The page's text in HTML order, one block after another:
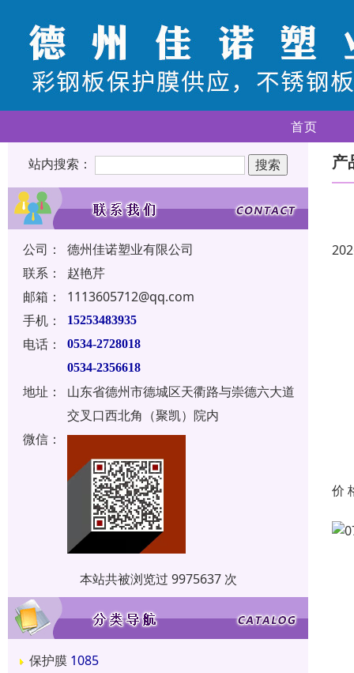
首页
站内搜索：
公司：
德州佳诺塑业有限公司
联系：
赵艳芹
邮箱：
1113605712@qq.com
手机：
15253483935
电话：
0534-2728018
0534-2356618
地址：
山东省德州市德城区天衢路与崇德六大道
交叉口西北角（聚凯）院内
微信：
本站共被浏览过 9975637 次
保护膜 1085
产
价